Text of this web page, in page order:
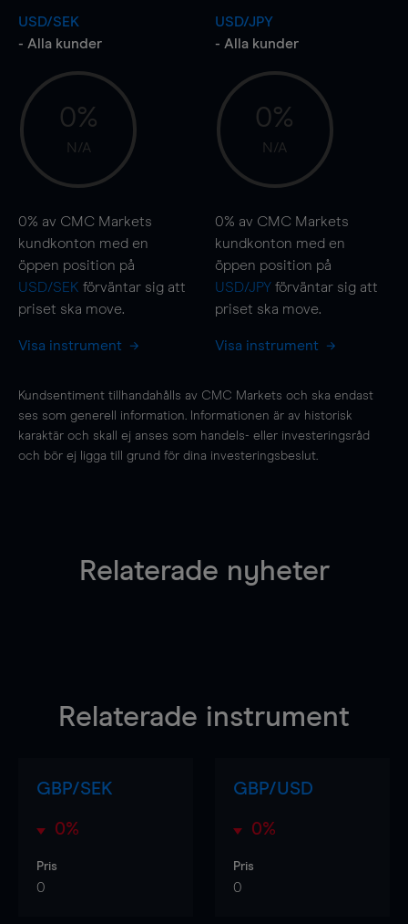
USD/SEK
- Alla kunder
0%
N/A
0% av CMC Markets
kundkonton med en
öppen position på
USD/SEK förväntar sig att
priset ska move.
Visa instrument
USD/JPY
- Alla kunder
0%
N/A
0% av CMC Markets
kundkonton med en
öppen position på
USD/JPYförväntar sig att
priset ska move.
Visa instrument
Kundsentiment tillhandahålls av CMC Markets och ska endast
ses som generell information. Informationen är av historisk
karaktär och skall ej anses som handels- eller investeringsråd
och bör ej ligga till grund för dina investeringsbeslut.
Relaterade nyheter
Relaterade instrument
GBP/SEK
0%
Pris
0
GBP/USD
0%
Pris
0